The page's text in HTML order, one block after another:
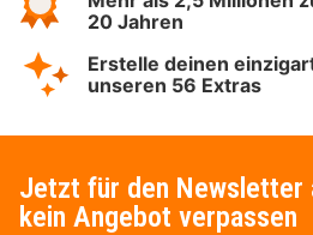
20 Jahren
Erstelle deinen
unseren 56 Extras
Jetzt für den Newsletter
kein Angebot verpassen